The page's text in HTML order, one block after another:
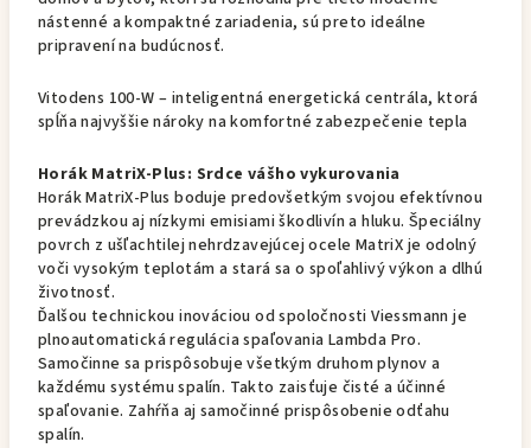
nástenné a kompaktné zariadenia, sú preto ideálne
pripravení na budúcnosť.
Vitodens 100-W – inteligentná energetická centrála, ktorá
spĺňa najvyššie nároky na komfortné zabezpečenie tepla
Horák MatriX-Plus: Srdce vášho vykurovania
Horák MatriX-Plus boduje predovšetkým svojou efektívnou
prevádzkou aj nízkymi emisiami škodlivín a hluku. Špeciálny
povrch z ušľachtilej nehrdzavejúcej ocele MatriX je odolný
voči vysokým teplotám a stará sa o spoľahlivý výkon a dlhú
životnosť.
Ďalšou technickou inováciou od spoločnosti Viessmann je
plnoautomatická regulácia spaľovania Lambda Pro.
Samočinne sa prispôsobuje všetkým druhom plynov a
každému systému spalín. Takto zaisťuje čisté a účinné
spaľovanie. Zahŕňa aj samočinné prispôsobenie odťahu
spalín.